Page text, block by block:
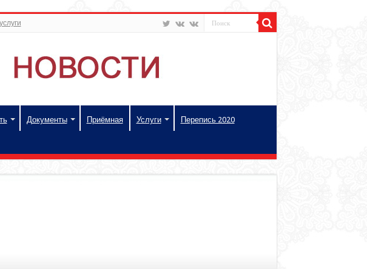
Документы Приёмная Услуги Перепись 2020